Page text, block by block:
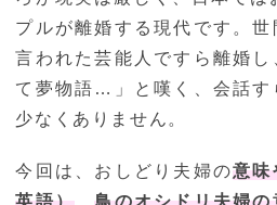
プルが離婚する現代です。世
言われた芸能人ですら離婚
て夢物語…」と嘆く、会話す
少なくありません。
今回は、おしどり夫婦の意味